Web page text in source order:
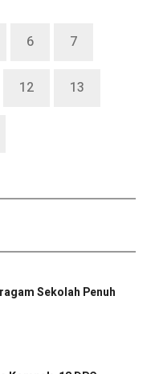
6 7
12 13
Sekolah Penuh